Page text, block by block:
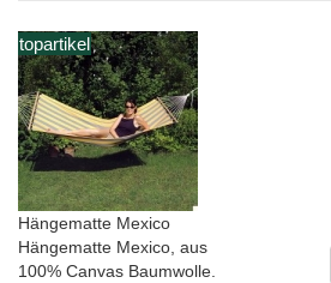
topartikel
Hängematte Mexico
Hängematte Mexico, aus
100% Canvas Baumwolle.